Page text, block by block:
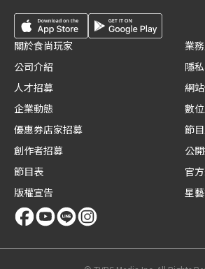
關於食尚玩家
公司介紹
人才招募
企業動態
優惠券店家招募
創作者招募
節目表
版權宣告
業
隱
網
數
節
公
官
星